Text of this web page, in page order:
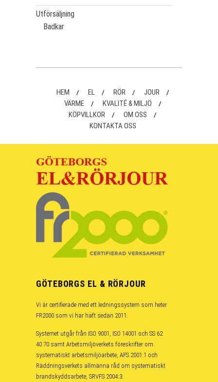
Utförsäljning
Badkar
HEM EL RÖR
JOUR
VÄRME
KVALITÉ & MILJÖ
KÖPVILLKOR
OM OSS
KONTAKTA OSS
GÖTEBORGS EL & RÖRJOUR
Vi är certifierade med ett ledningssystem som heter
FR2000 som vi har haft sedan 2011.
Systemet utgår från ISO 9001, ISO 14001 och SS 62
40 70 samt Arbetsmiljöverkets föreskrifter om
systematiskt arbetsmiljöarbete, AFS 2001:1 och
Räddningsverkets allmänna råd om systematiskt
brandskyddsarbete, SRVFS 2004:3.